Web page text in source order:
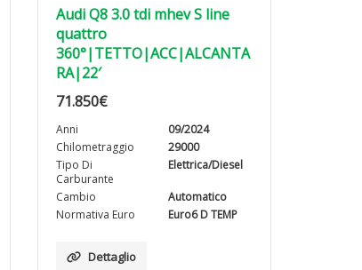
Audi Q8 3.0 tdi mhev S line
quattro
360°|TETTO|ACC|ALCANTA
RA|22′
71.850€
Anni
09/2024
Chilometraggio
29000
Tipo Di
Carburante
Elettrica/Diesel
Cambio
Automatico
Normativa Euro
Euro6 D TEMP
Dettaglio